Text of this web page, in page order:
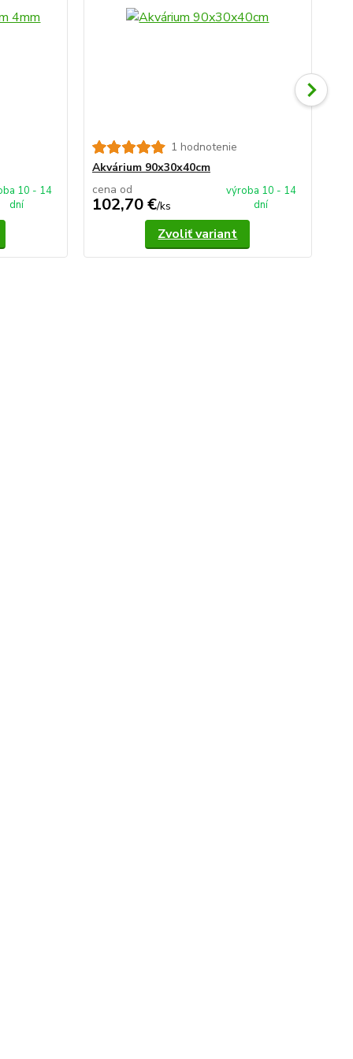
10 - 14
dní
1 hodnotenie
Akvárium 90x30x40cm
cena od
102,70 €/ks
výroba 10 - 14
dní
Zvoliť variant